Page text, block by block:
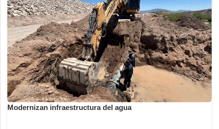
Modernizan infraestructura del agua